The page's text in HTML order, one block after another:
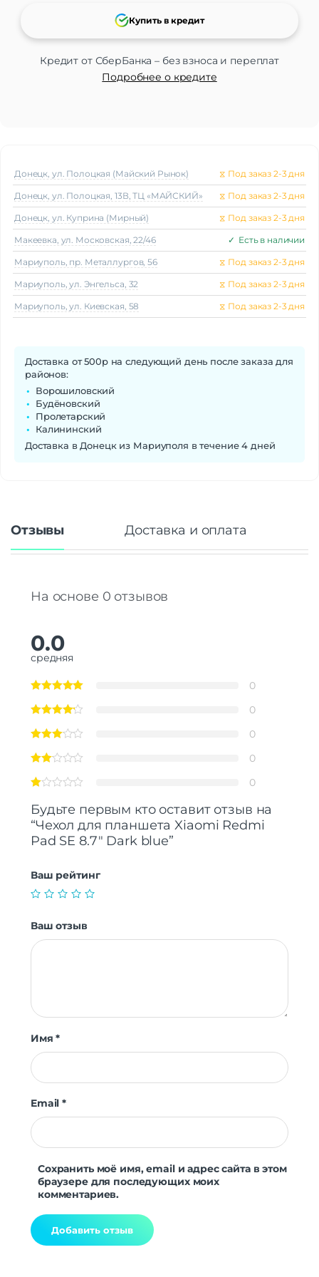
Кредит от СберБанка – без взноса и переплат
Подробнее о кредите
Купить в кредит
Донецк, ул. Полоцкая (Майский Рынок) ⧖ Под заказ 2-3 дня
Донецк, ул. Полоцкая, 13В, ТЦ «МАЙСКИЙ» ⧖ Под заказ 2-3 дня
Донецк, ул. Куприна (Мирный) ⧖ Под заказ 2-3 дня
Макеeвка, ул. Московская, 22/46 ✓ Есть в наличии
Мариуполь, пр. Металлургов, 56 ⧖ Под заказ 2-3 дня
Мариуполь, ул. Энгельса, 32 ⧖ Под заказ 2-3 дня
Мариуполь, ул. Киевская, 58 ⧖ Под заказ 2-3 дня
Доставка от 500р на следующий день после заказа для
районов:
Ворошиловский
Будёновский
Пролетарский
Калининский
Доставка в Донецк из Мариуполя в течение 4 дней
Отзывы Доставка и оплата
На основе 0 отзывов
0.0
средняя
0
0
0
0
0
Будьте первым кто оставит отзыв на
“Чехол для планшета Xiaomi Redmi
Pad SE 8.7″ Dark blue”
Ваш рейтинг
Ваш отзыв
Имя*
Email*
Сохранить моё имя, email и адрес сайта в этом
браузере для последующих моих
комментариев.